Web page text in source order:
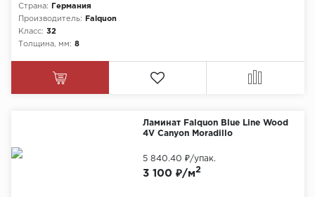
Страна:
Германия
Производитель:
Falquon
Класс: 32
Толщина, мм: 8
Ламинат Falquon Blue Line Wood
4V Canyon Moradillo
3 100 ₽/м2
5 840.40 ₽/упак.